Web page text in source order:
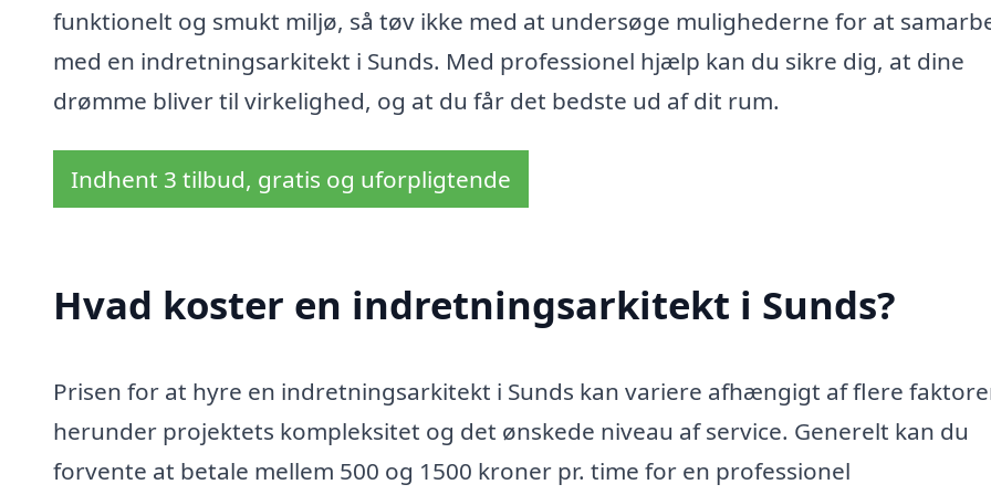
funktionelt og smukt miljø, så tøv ikke med at undersøge mulighederne for at
med en indretningsarkitekt i Sunds. Med professionel hjælp kan du sikre dig, at dine
drømme bliver til virkelighed, og at du får det bedste ud af dit rum.
Indhent 3 tilbud, gratis og uforpligtende
Hvad koster en indretningsarkitekt i Sunds?
Prisen for at hyre en indretningsarkitekt i Sunds kan variere afhængigt af flere
herunder projektets kompleksitet og det ønskede niveau af service. Generelt kan du
forvente at betale mellem 500 og 1500 kroner pr. time for en professionel